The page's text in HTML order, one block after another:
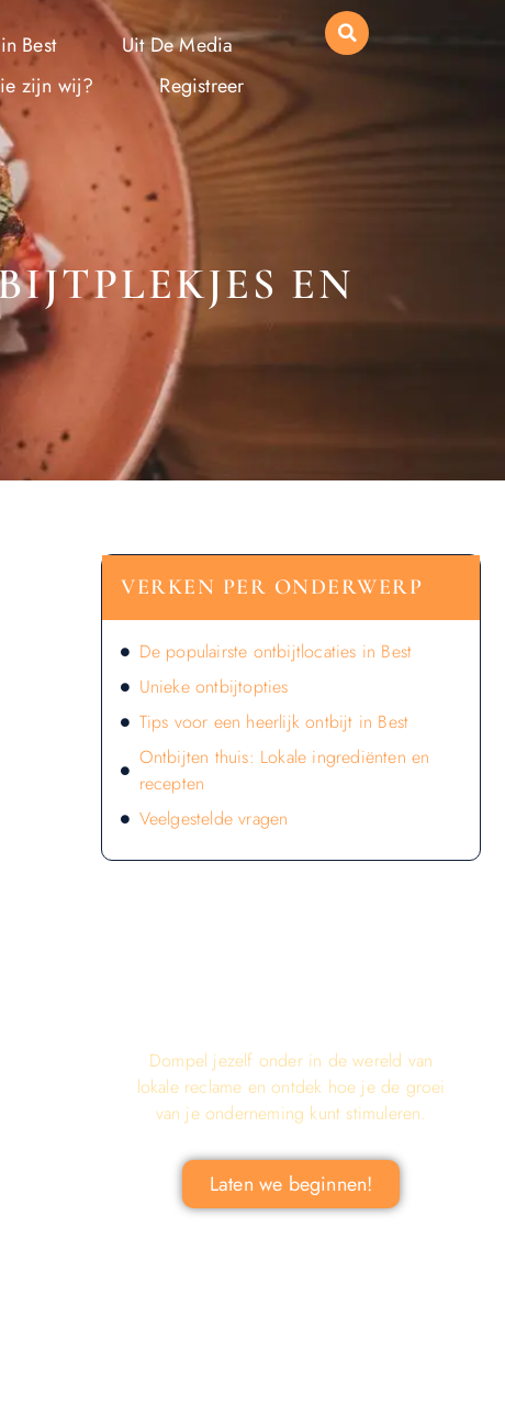
Best
Uit De Media
zijn wij?
Registreer
EN
VERKEN PER ONDERWERP
De populairste ontbijtlocaties in Best
Unieke ontbijtopties
Tips voor een heerlijk ontbijt in Best
Ontbijten thuis: Lokale ingrediënten en
recepten
Veelgestelde vragen
Dompel jezelf onder in de wereld van
lokale reclame en ontdek hoe je de groei
van je onderneming kunt stimuleren.
Laten we beginnen!